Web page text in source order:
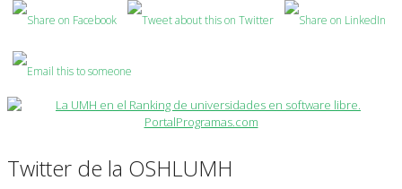
Twitter de la OSHLUMH